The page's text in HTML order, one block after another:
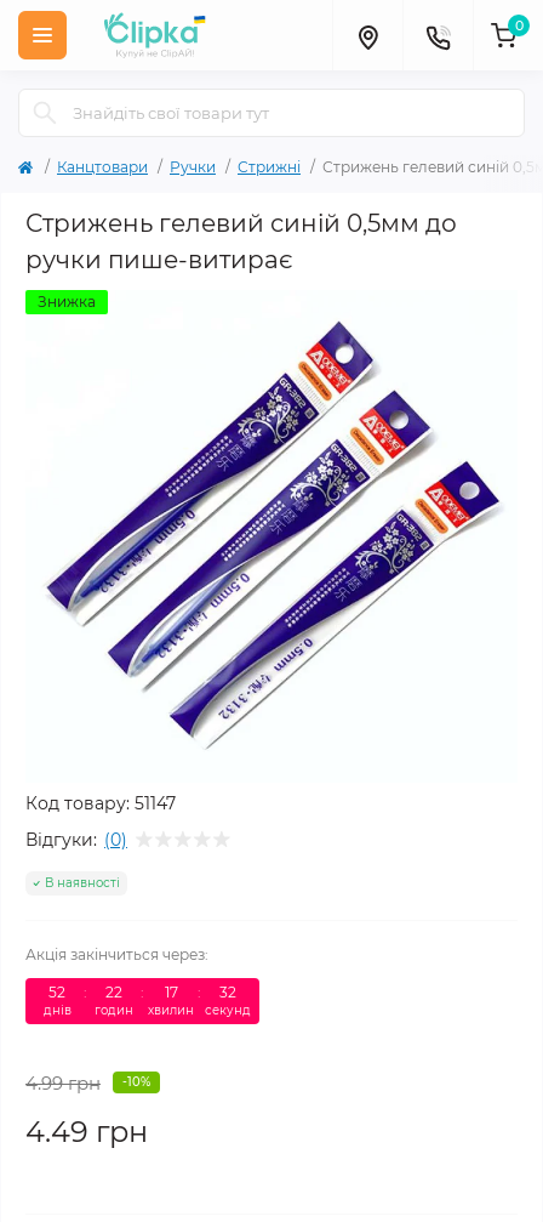
0
Канцтовари Ручки Стрижні Стрижень гелевий синій
Стрижень гелевий синій 0,5мм до
ручки пише-витирає
Знижка
Код товару: 51147
Відгуки: (0)
В наявності
Акція закінчиться через:
52
днів
: 22
годин
: 17
хвилин
: 32
секунд
4.99 грн -10%
4.49 грн